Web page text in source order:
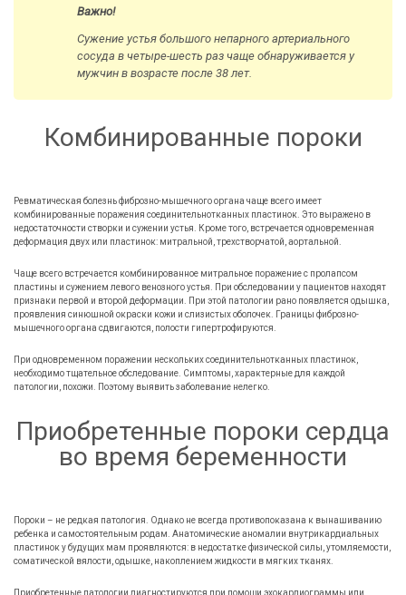
Важно!
Сужение устья большого непарного артериального
сосуда в четыре-шесть раз чаще обнаруживается у
мужчин в возрасте после 38 лет.
Комбинированные пороки
Ревматическая болезнь фиброзно-мышечного органа чаще всего имеет
комбинированные поражения соединительнотканных пластинок. Это выражено в
недостаточности створки и сужении устья. Кроме того, встречается одновременная
деформация двух или пластинок: митральной, трехстворчатой, аортальной.
Чаще всего встречается комбинированное митральное поражение с пролапсом
пластины и сужением левого венозного устья. При обследовании у пациентов находят
признаки первой и второй деформации. При этой патологии рано появляется одышка,
проявления синюшной окраски кожи и слизистых оболочек. Границы фиброзно-
мышечного органа сдвигаются, полости гипертрофируются.
При одновременном поражении нескольких соединительнотканных пластинок,
необходимо тщательное обследование. Симптомы, характерные для каждой
патологии, похожи. Поэтому выявить заболевание нелегко.
Приобретенные пороки сердца
во время беременности
Пороки – не редкая патология. Однако не всегда противопоказана к вынашиванию
ребенка и самостоятельным родам. Анатомические аномалии внутрикардиальных
пластинок у будущих мам проявляются: в недостатке физической силы, утомляемости,
соматической вялости, одышке, накоплением жидкости в мягких тканях.